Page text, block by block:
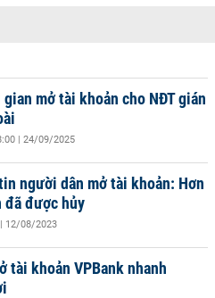
mở tài khoản cho NĐT gián
| 24/09/2025
người dân mở tài khoản: Hơn
đã được hủy
12/08/2023
tài khoản VPBank nhanh